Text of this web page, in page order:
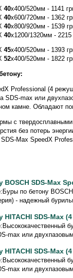
40x400/520мм - 1141
40x600/720мм - 1362
40x800/920мм - 1539
40x1200/1320мм - 2215
45x400/520мм - 1393
52x400/520мм - 1822
Professional (4
SDS-max или
камне. Обладают
с
без потерь
Max SpeedX
BOSCH SDS-Max
по бетону
- надежный
HITACHI SDS-Max
max или
HITACHI SDS-Max
max или